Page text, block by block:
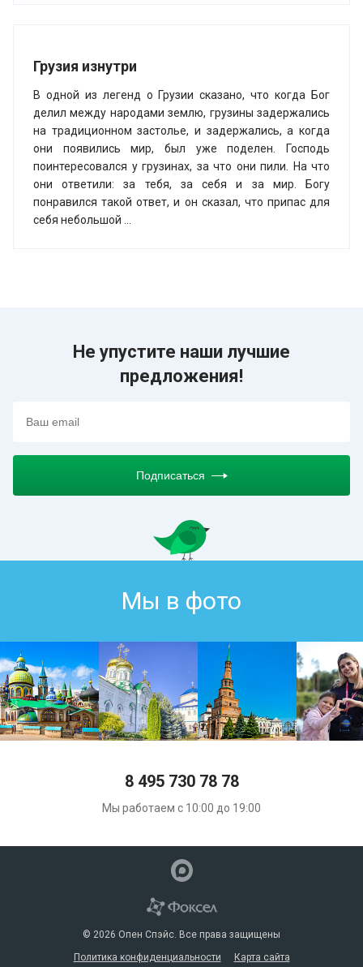
Грузия изнутри
В одной из легенд о Грузии сказано, что когда Бог
делил между народами землю, грузины задержались
на традиционном застолье, и задержались, а когда
они появились мир, был уже поделен. Господь
поинтересовался у грузинах, за что они пили. На что
они ответили: за тебя, за себя и за мир. Богу
понравился такой ответ, и он сказал, что припас для
себя небольшой ...
Не упустите наши лучшие
предложения!
Подписаться
Мы в фото
8 495 730 78 78
Мы работаем с 10:00 до 19:00
© 2026 Опен Спэйс. Все права защищены
Политика конфиденциальности
Карта сайта